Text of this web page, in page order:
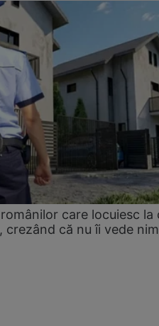
care locuiesc la
că nu îi vede